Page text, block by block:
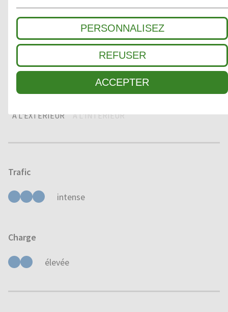
PERSONNALISEZ
REFUSER
ACCEPTER
2 ZONE INTERMÉDIAIRE
3 SALETÉ FINE / ABSORPTION HUMIDITÉ
Domaine d'application
À L'EXTÉRIEUR À L'INTÉRIEUR
Trafic
intense
Charge
élevée